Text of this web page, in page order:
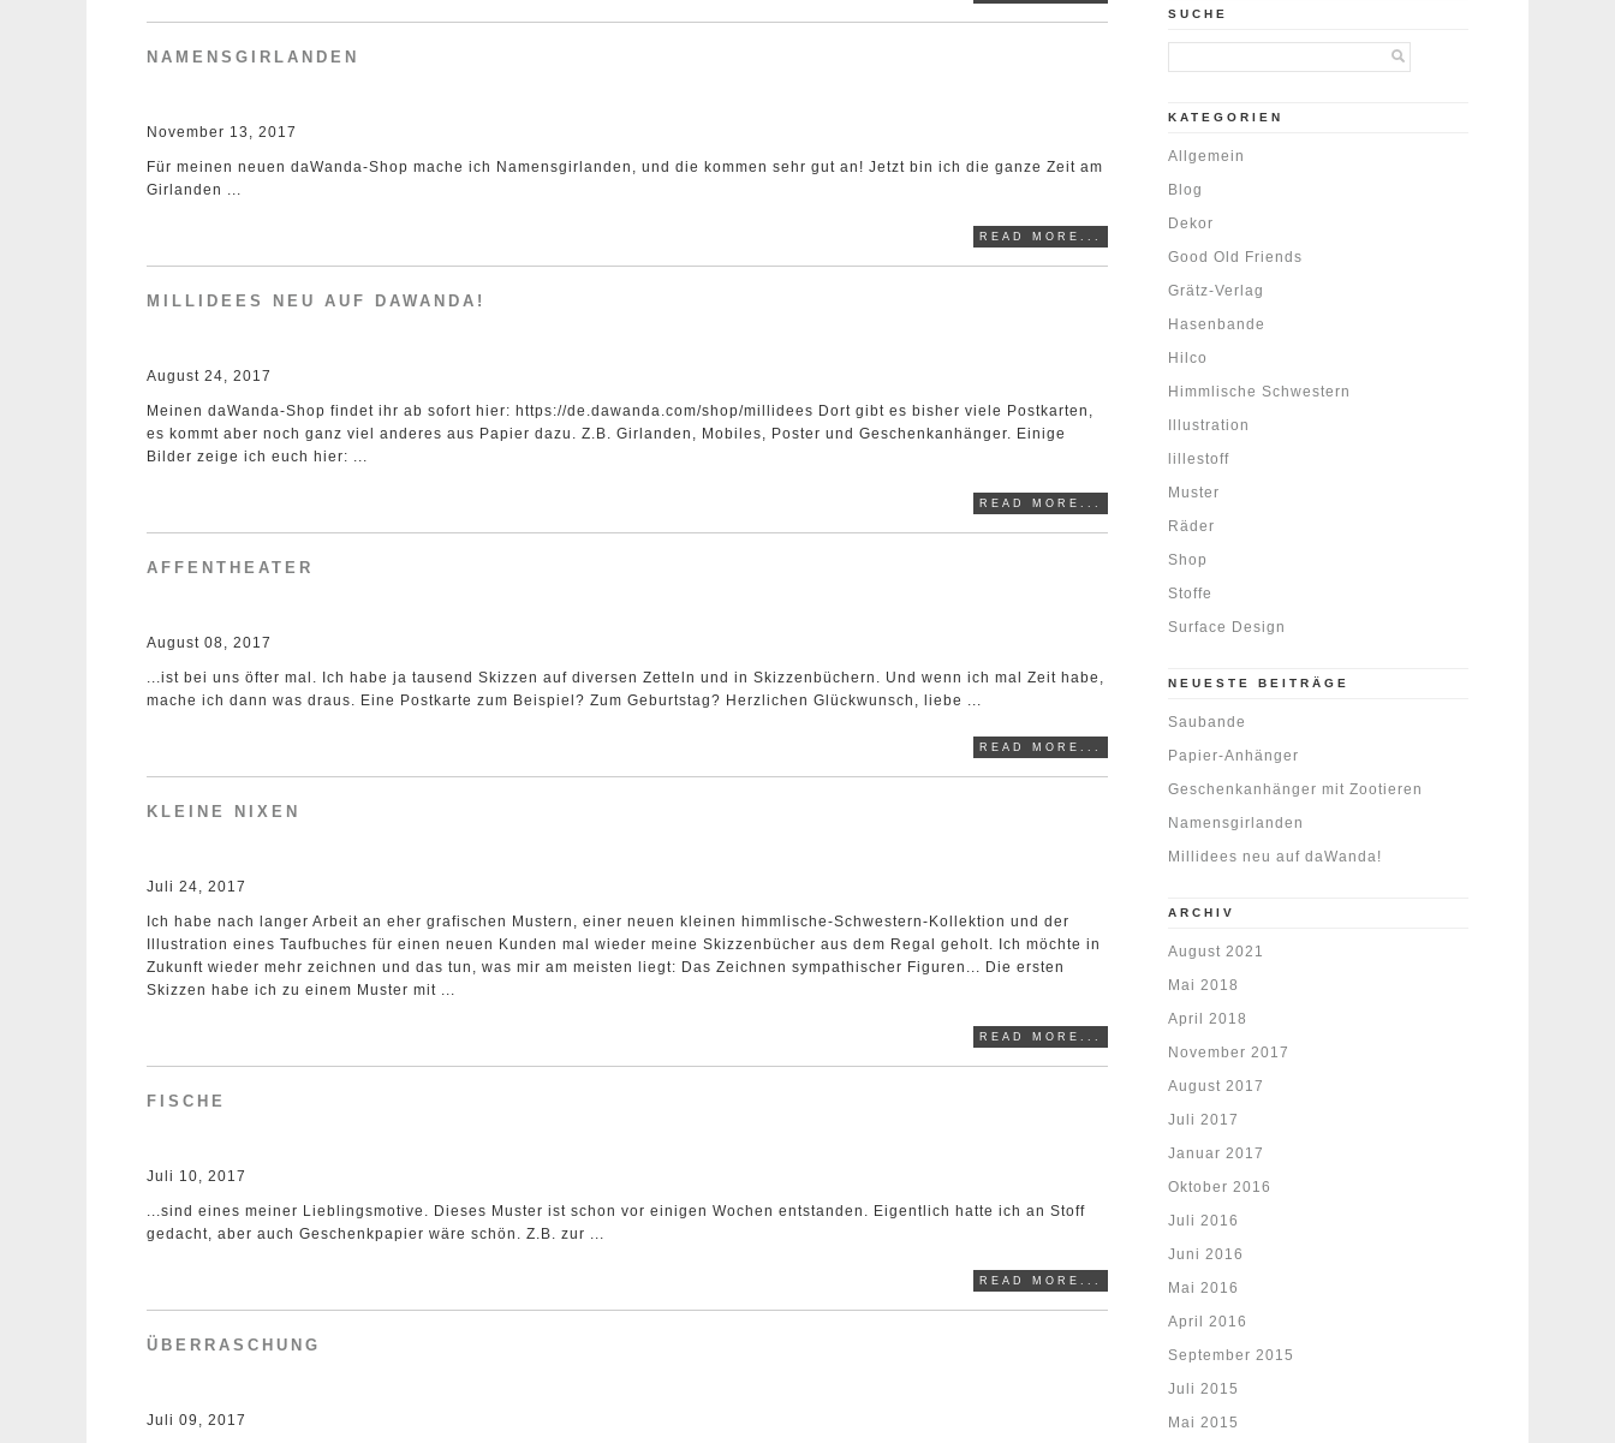
NAMENSGIRLANDEN
November 13, 2017
Für meinen neuen daWanda-Shop mache ich Namensgirlanden, und die kommen sehr gut an! Jetzt bin ich die ganze Zeit am
Girlanden ...
READ MORE...
MILLIDEES NEU AUF DAWANDA!
August 24, 2017
Meinen daWanda-Shop findet ihr ab sofort hier: https://de.dawanda.com/shop/millidees Dort gibt es bisher viele Postkarten,
es kommt aber noch ganz viel anderes aus Papier dazu. Z.B. Girlanden, Mobiles, Poster und Geschenkanhänger. Einige
Bilder zeige ich euch hier: ...
READ MORE...
AFFENTHEATER
August 08, 2017
...ist bei uns öfter mal. Ich habe ja tausend Skizzen auf diversen Zetteln und in Skizzenbüchern. Und wenn ich mal Zeit habe,
mache ich dann was draus. Eine Postkarte zum Beispiel? Zum Geburtstag? Herzlichen Glückwunsch, liebe ...
READ MORE...
KLEINE NIXEN
Juli 24, 2017
Ich habe nach langer Arbeit an eher grafischen Mustern, einer neuen kleinen himmlische-Schwestern-Kollektion und der
Illustration eines Taufbuches für einen neuen Kunden mal wieder meine Skizzenbücher aus dem Regal geholt. Ich möchte in
Zukunft wieder mehr zeichnen und das tun, was mir am meisten liegt: Das Zeichnen sympathischer Figuren... Die ersten
Skizzen habe ich zu einem Muster mit ...
READ MORE...
FISCHE
Juli 10, 2017
...sind eines meiner Lieblingsmotive. Dieses Muster ist schon vor einigen Wochen entstanden. Eigentlich hatte ich an Stoff
gedacht, aber auch Geschenkpapier wäre schön. Z.B. zur ...
READ MORE...
ÜBERRASCHUNG
Juli 09, 2017
SUCHE
KATEGORIEN
Allgemein
Blog
Dekor
Good Old Friends
Grätz-Verlag
Hasenbande
Hilco
Himmlische Schwestern
Illustration
lillestoff
Muster
Räder
Shop
Stoffe
Surface Design
NEUESTE BEITRÄGE
Saubande
Papier-Anhänger
Geschenkanhänger mit Zootieren
Namensgirlanden
Millidees neu auf daWanda!
ARCHIV
August 2021
Mai 2018
April 2018
November 2017
August 2017
Juli 2017
Januar 2017
Oktober 2016
Juli 2016
Juni 2016
Mai 2016
April 2016
September 2015
Juli 2015
Mai 2015